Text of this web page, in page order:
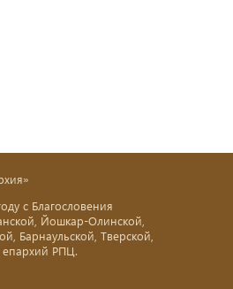
с Благословения
Йошкар-Олинской,
Барнаульской, Тверской,
РПЦ.